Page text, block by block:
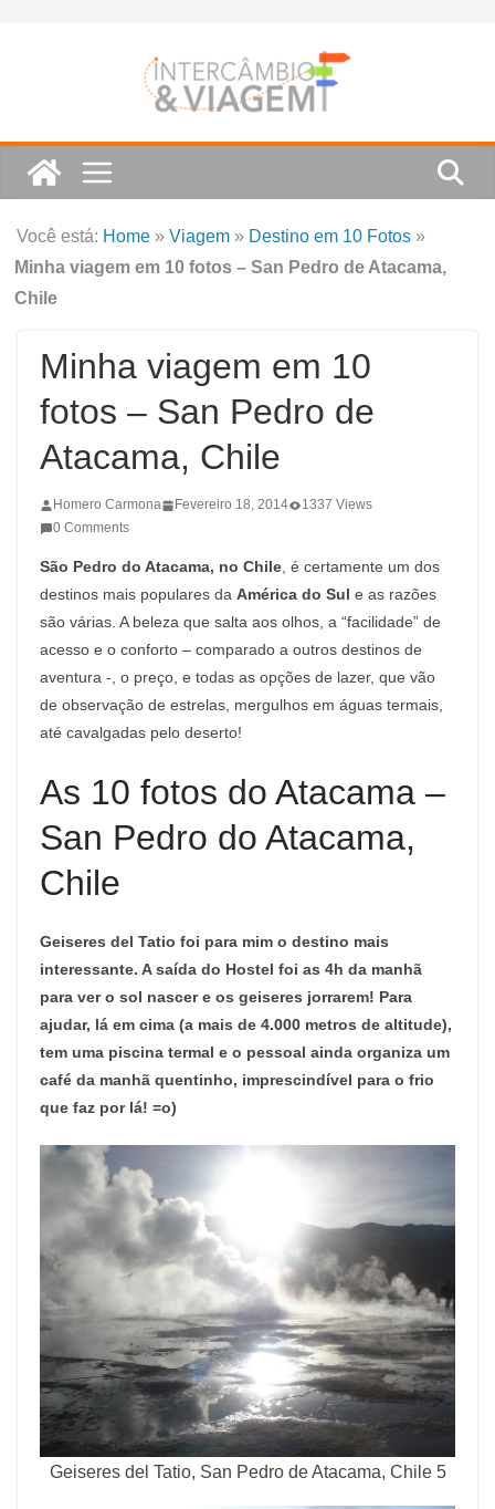
Você está: Home »Viagem » Destino em 10 Fotos »
Minha viagem em 10 fotos – San Pedro de Atacama,
Chile
Minha viagem em 10
fotos – San Pedro de
Atacama, Chile
Homero Carmona Fevereiro 18, 2014
1337 Views
0 Comments
São Pedro do Atacama, no Chile , é certamente um dos
destinos mais populares da América do Sul e as razões
são várias. A beleza que salta aos olhos, a “facilidade” de
acesso e o conforto – comparado a outros destinos de
aventura -, o preço, e todas as opções de lazer, que vão
de observação de estrelas, mergulhos em águas termais,
até cavalgadas pelo deserto!
As 10 fotos do Atacama –
San Pedro do Atacama,
Chile
Geiseres del Tatio foi para mim o destino mais
interessante. A saída do Hostel foi as 4h da manhã
para ver o sol nascer e os geiseres jorrarem! Para
ajudar, lá em cima (a mais de 4.000 metros de altitude),
tem uma piscina termal e o pessoal ainda organiza um
café da manhã quentinho, imprescindível para o frio
que faz por lá! =o)
Geiseres del Tatio, San Pedro de Atacama, Chile 5